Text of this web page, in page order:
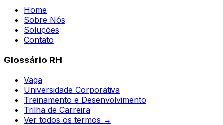
Home
Sobre Nós
Soluções
Contato
Glossário RH
Vaga
Universidade Corporativa
Treinamento e Desenvolvimento
Trilha de Carreira
Ver todos os termos →